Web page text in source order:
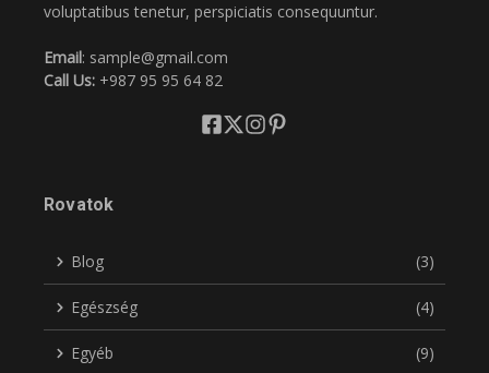
voluptatibus tenetur, perspiciatis consequuntur.
Email: sample@gmail.com
Call Us: +987 95 95 64 82
Rovatok
Blog (3)
Egészség (4)
Egyéb (9)